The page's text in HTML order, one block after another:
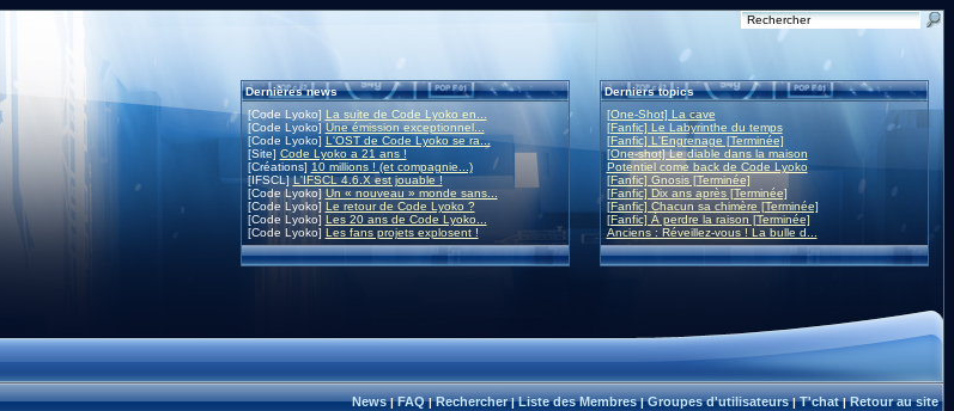
Dernières news
[Code Lyoko] La suite de Code Lyoko en...
[Code Lyoko]Une émission exceptionnel...
[Code Lyoko] L'OST de Code Lyoko se ra...
[Site] Code Lyoko a 21 ans !
[Créations] 10 millions ! (et compagnie...)
[IFSCL]L'IFSCL 4.6.X est jouable !
[Code Lyoko] Un « nouveau » monde sans...
[Code Lyoko] Le retour de Code Lyoko ?
[Code Lyoko] Les 20 ans de Code Lyoko...
[Code Lyoko] Les fans projets explosent !
Derniers topics
[One-Shot] La cave
[Fanfic] Le Labyrinthe du temps
[Fanfic] L'Engrenage [Terminée]
[One-shot] Le diable dans la maison
Potentiel come back de Code Lyoko
[Fanfic] Gnosis [Terminée]
[Fanfic] Dix ans après [Terminée]
[Fanfic] Chacun sa chimère [Terminée]
[Fanfic] À perdre la raison [Terminée]
Anciens : Réveillez-vous ! La bulle d...
News|FAQ|Rechercher|Liste des Membres|Groupes d'utilisateurs|T'chat|Retour au site